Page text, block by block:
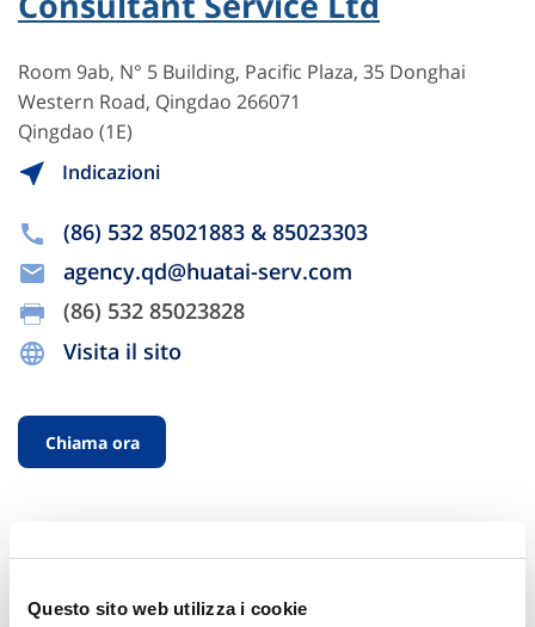
Questo sito web utilizza i cookie
Room 9ab, N° 5 Building, Pacific Plaza, 35 Donghai
Western Road, Qingdao 266071
Qingdao (1E)
Indicazioni
(86) 532 85021883 & 85023303
agency.qd@huatai-serv.com
(86) 532 85023828
Visita il sito
Chiama ora